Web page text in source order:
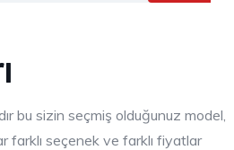
bu sizin seçmiş olduğunuz model,
farklı seçenek ve farklı fiyatlar